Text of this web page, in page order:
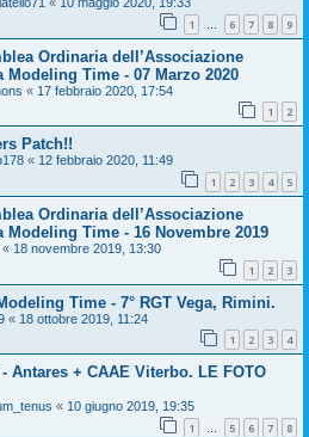
1 … 6 7 8 9
Ordinaria dell’Associazione
Time - 07 Marzo 2020
« 17 febbraio 2020, 17:54
1 2
Patch!!
« 12 febbraio 2020, 11:49
1 2 3 4 5
Ordinaria dell’Associazione
Time - 16 Novembre 2019
« 18 novembre 2019, 13:30
1 2 3
Time - 7° RGT Vega, Rimini.
« 18 ottobre 2019, 11:24
1 2 3 4
Antares + CAAE Viterbo. LE FOTO
« 10 giugno 2019, 19:35
1 … 5 6 7 8